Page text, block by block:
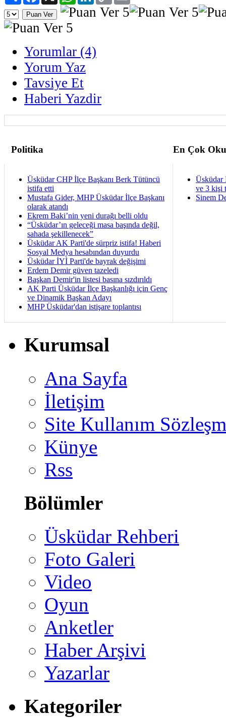
Yorumlar (4)
Yorum Yaz
Tavsiye Et
Haberi Yazdir
Politika En Çok
Üsküdar CHP İlçe Başkanı Berk Tütüncü
istifa etti
Mustafa Gider, MHP Üsküdar İlçe Başkanı
olarak atandı
Ekrem Baki’nin yeni durağı belli oldu
“Üsküdar’ın geleceği masa başında değil,
sahada şekillenecek”
Üsküdar AK Parti'de sürpriz istifa! Haberi
Sosyal Medya hesabından duyurdu
Üsküdar İYİ Parti'de bayrak değişimi
Erdem Demir güven tazeledi
Başkan Demir'in listesi basına sızdırıldı
AK Parti Üsküdar İlçe Başkanlığı için Genç
ve Dinamik Başkan Adayı
MHP Üsküdar'dan istişare toplantısı
Üsküdar
ve 3 kişi
Sinem
Kurumsal
Ana Sayfa
İletişim
Site Kullanım
Künye
Rss
Bölümler
Üsküdar Rehberi
Foto Galeri
Video
Oyun
Anketler
Haber Arşivi
Yazarlar
Kategoriler